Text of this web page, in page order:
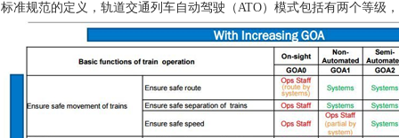
标准规范的定义，轨道交通列车自动驾驶（ATO）模式包括有两个等级